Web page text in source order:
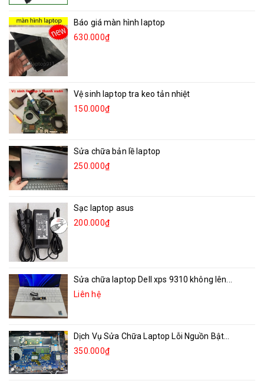
Báo giá màn hình laptop
630.000₫
Vệ sinh laptop tra keo tản nhiệt
150.000₫
Sửa chữa bản lề laptop
250.000₫
Sạc laptop asus
200.000₫
Sửa chữa laptop Dell xps 9310 không lên...
Liên hệ
Dịch Vụ Sửa Chữa Laptop Lỗi Nguồn Bật...
350.000₫